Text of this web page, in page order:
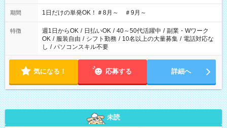
▼18:00～21:00
期間 1日だけの単発OK！＃8月～ ＃9月～
特徴 週1日からOK / 日払いOK / 40～50代活躍中 / 副業・Wワーク
OK / 服装自由 / シフト勤務 / 10名以上の大量募集 / 電話対応な
し / パソコンスキル不要
気になる！ 応募する 詳細へ
未読